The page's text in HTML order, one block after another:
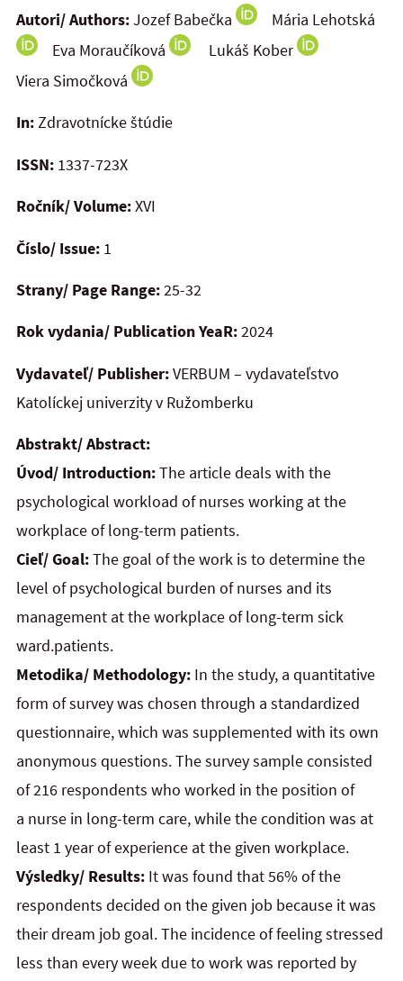
Autori/ Authors:Jozef Babečka
Mária Lehotská
Eva Moraučíková
Lukáš Kober
Viera Simočková
In:Zdravotnícke štúdie
ISSN: 1337-723X
Ročník/ Volume:XVI
Číslo/ Issue: 1
Strany/ Page Range:25-32
Rok vydania/ Publication YeaR:2024
Vydavateľ/ Publisher:VERBUM – vydavateľstvo
Katolíckej univerzity v Ružomberku
Abstrakt/ Abstract:
Úvod/ Introduction:The article deals with the
psychological workload of nurses working at the
workplace of long-term patients.
Cieľ/ Goal:The goal of the work is to determine the
level of psychological burden of nurses and its
management at the workplace of long-term sick
ward.patients.
Metodika/ Methodology: In the study, a quantitative
form of survey was chosen through a standardized
questionnaire, which was supplemented with its own
anonymous questions. The survey sample consisted
of 216 respondents who worked in the position of
a nurse in long-term care, while the condition was at
least 1 year of experience at the given workplace.
Výsledky/ Results: It was found that 56% of the
respondents decided on the given job because it was
their dream job goal. The incidence of feeling stressed
less than every week due to work was reported by